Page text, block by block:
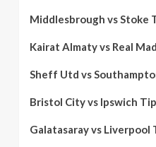
Middlesbrough vs Stoke
Kairat Almaty vs Real
Sheff Utd vs
Bristol City vs Ipswich
Galatasaray vs Liverpool